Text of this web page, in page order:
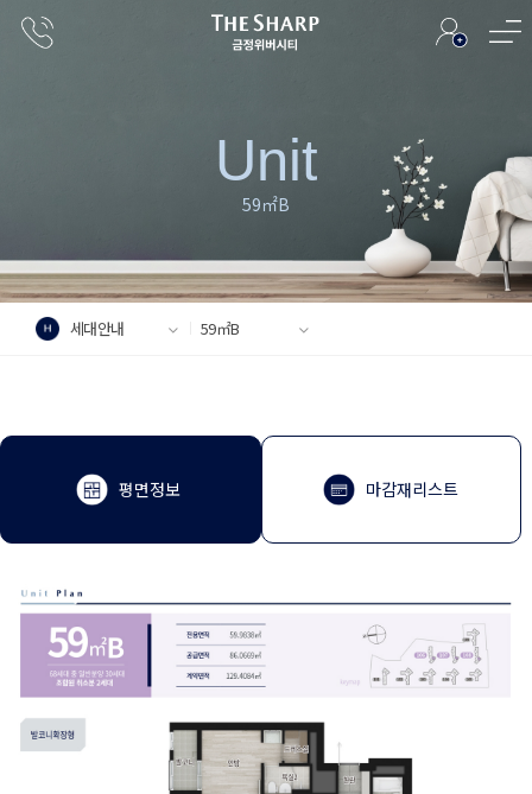
Unit
59㎡B
세대안내 59㎡B
평면정보 마감재리스트